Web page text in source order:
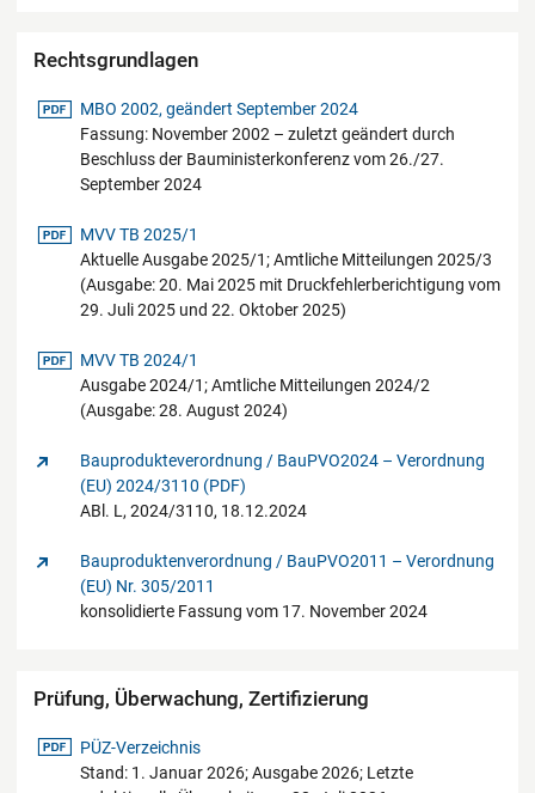
Rechtsgrundlagen
pdf-Datei
MBO 2002, geändert September 2024
Fassung: November 2002 – zuletzt geändert durch
Beschluss der Bauministerkonferenz vom 26./27.
September 2024
pdf-Datei
MVV TB 2025/1
Aktuelle Ausgabe 2025/1; Amtliche Mitteilungen 2025/3
(Ausgabe: 20. Mai 2025 mit Druckfehlerberichtigung vom
29. Juli 2025 und 22. Oktober 2025)
pdf-Datei
MVV TB 2024/1
Ausgabe 2024/1; Amtliche Mitteilungen 2024/2
(Ausgabe: 28. August 2024)
Bauprodukteverordnung / BauPVO2024 – Verordnung
(EU) 2024/3110 (PDF)
ABl. L, 2024/3110, 18.12.2024
Bauproduktenverordnung / BauPVO2011 – Verordnung
(EU) Nr. 305/2011
konsolidierte Fassung vom 17. November 2024
Prüfung, Überwachung, Zertifizierung
pdf-Datei
PÜZ-Verzeichnis
Stand: 1. Januar 2026; Ausgabe 2026; Letzte